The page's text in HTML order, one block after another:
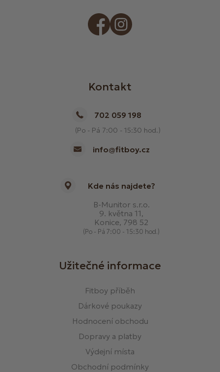
Kontakt
702 059 198
(Po - Pá 7:00 - 15:30 hod.)
info@fitboy.cz
Kde nás najdete?
B-Munitor s.r.o.
9. května 11,
Konice, 798 52
(Po - Pá 7:00 - 15:30 hod.)
Užitečné informace
Fitboy příběh
Dárkové poukazy
Hodnocení obchodu
Dopravy a platby
Výdejní místa
Obchodní podmínky